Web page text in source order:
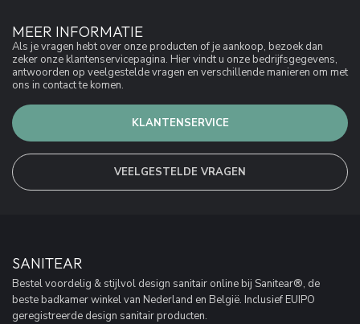
MEER INFORMATIE
Als je vragen hebt over onze producten of je aankoop, bezoek dan
zeker onze klantenservicepagina. Hier vindt u onze bedrijfsgegevens,
antwoorden op veelgestelde vragen en verschillende manieren om met
ons in contact te komen.
KLANTENSERVICE
VEELGESTELDE VRAGEN
SANITEAR
Bestel voordelig & stijlvol design sanitair online bij Sanitear®, de
beste badkamer winkel van Nederland en België. Inclusief EUIPO
geregistreerde design sanitair producten.